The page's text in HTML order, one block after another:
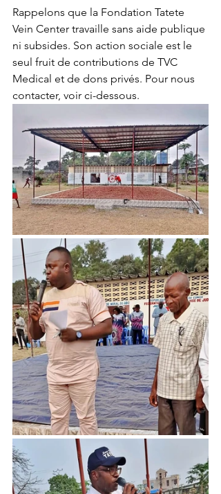
Rappelons que la Fondation Tatete
Vein Center travaille sans aide publique
ni subsides. Son action sociale est le
seul fruit de contributions de TVC
Medical et de dons privés. Pour nous
contacter, voir ci-dessous.